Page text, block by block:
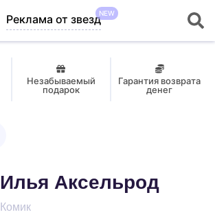
Реклама от звездNEW
Незабываемый
подарок
Гарантия возврата
денег
Илья Аксельрод
Комик